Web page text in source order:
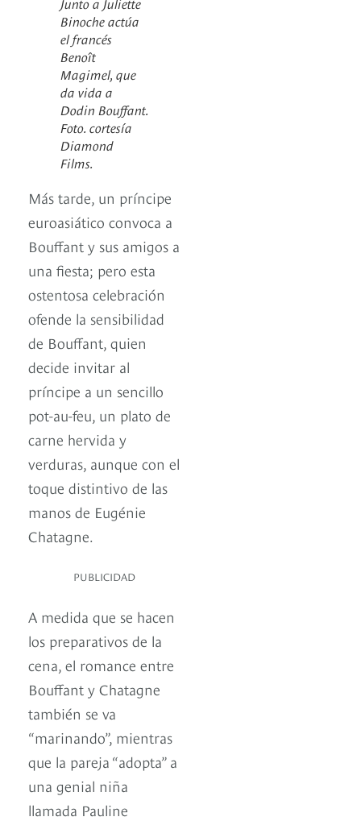
Binoche actúa
el francés
Benoît
Magimel, que
da vida a
Dodin Bouffant.
Foto. cortesía
Diamond
Films.
Más tarde, un príncipe
euroasiático convoca a
Bouffant y sus amigos a
una fiesta; pero esta
ostentosa celebración
ofende la sensibilidad
de Bouffant, quien
decide invitar al
príncipe a un sencillo
pot-au-feu, un plato de
carne hervida y
verduras, aunque con el
toque distintivo de las
manos de Eugénie
Chatagne.
PUBLICIDAD
A medida que se hacen
los preparativos de la
cena, el romance entre
Bouffant y Chatagne
también se va
“marinando”, mientras
que la pareja “adopta” a
una genial niña
llamada Pauline